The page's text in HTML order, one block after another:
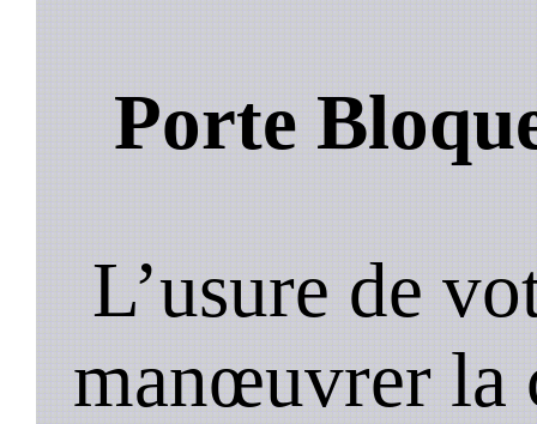
Porte
L’usure de
manœuvrer la